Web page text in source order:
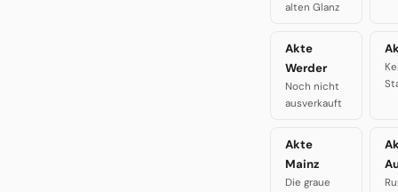
alten Glanz
Akte
Werder
Noch nicht
ausverkauft
Akte
Mainz
Die graue